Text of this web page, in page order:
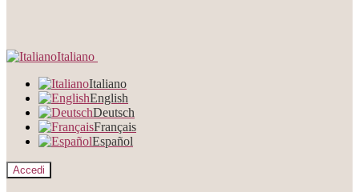
Italiano
Italiano
English
Deutsch
Français
Español
Accedi